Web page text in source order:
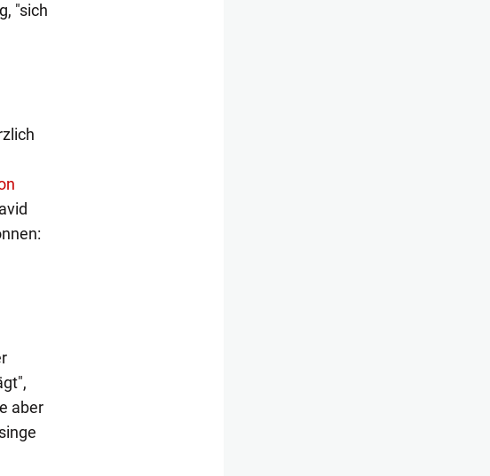
"sich
aber
singe